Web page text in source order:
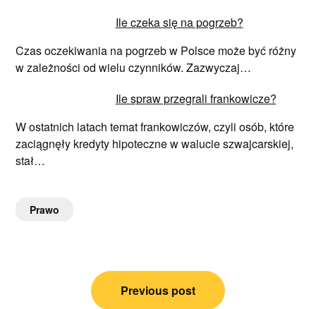
Ile czeka się na pogrzeb?
Czas oczekiwania na pogrzeb w Polsce może być różny
w zależności od wielu czynników. Zazwyczaj…
Ile spraw przegrali frankowicze?
W ostatnich latach temat frankowiczów, czyli osób, które
zaciągnęły kredyty hipoteczne w walucie szwajcarskiej,
stał…
Prawo
Nawigacja
Previous post